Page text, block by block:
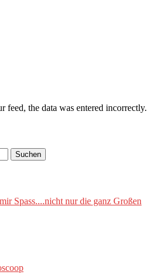
feed, the data was entered incorrectly.
Spass....nicht nur die ganz Großen